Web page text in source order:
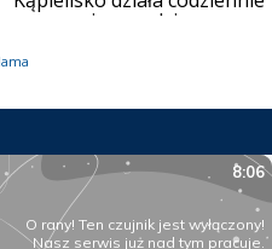
przez osiem godzin